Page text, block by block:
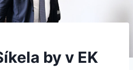
by v EK